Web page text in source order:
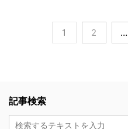
1 2 …
記事検索